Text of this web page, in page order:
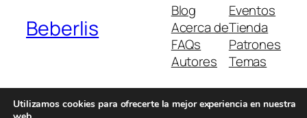
Beberlis
Blog
Acerca de
FAQs
Autores
Eventos
Tienda
Patrones
Temas
Utilizamos cookies para ofrecerte la mejor experiencia en nuestra